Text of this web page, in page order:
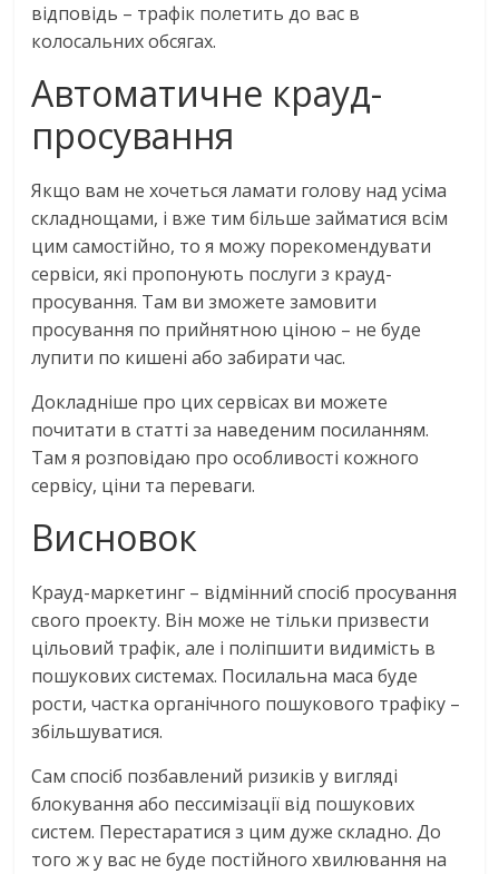
відповідь – трафік полетить до вас в
колосальних обсягах.
Автоматичне крауд-
просування
Якщо вам не хочеться ламати голову над усіма
складнощами, і вже тим більше займатися всім
цим самостійно, то я можу порекомендувати
сервіси, які пропонують послуги з крауд-
просування. Там ви зможете замовити
просування по прийнятною ціною – не буде
лупити по кишені або забирати час.
Докладніше про цих сервісах ви можете
почитати в статті за наведеним посиланням.
Там я розповідаю про особливості кожного
сервісу, ціни та переваги.
Висновок
Крауд-маркетинг – відмінний спосіб просування
свого проекту. Він може не тільки призвести
цільовий трафік, але і поліпшити видимість в
пошукових системах. Посилальна маса буде
рости, частка органічного пошукового трафіку –
збільшуватися.
Сам спосіб позбавлений ризиків у вигляді
блокування або пессимізації від пошукових
систем. Перестаратися з цим дуже складно. До
того ж у вас не буде постійного хвилювання на